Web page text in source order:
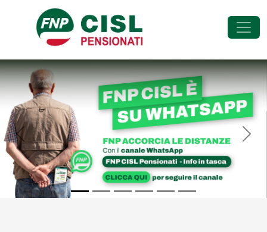
FNP - Federazione
Previous Next